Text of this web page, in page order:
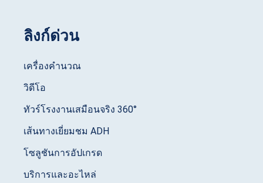
ลิงก์ด่วน
เครื่องคำนวณ
วิดีโอ
ทัวร์โรงงานเสมือนจริง 360°
เส้นทางเยี่ยมชม ADH
โซลูชันการอัปเกรด
บริการและอะไหล่